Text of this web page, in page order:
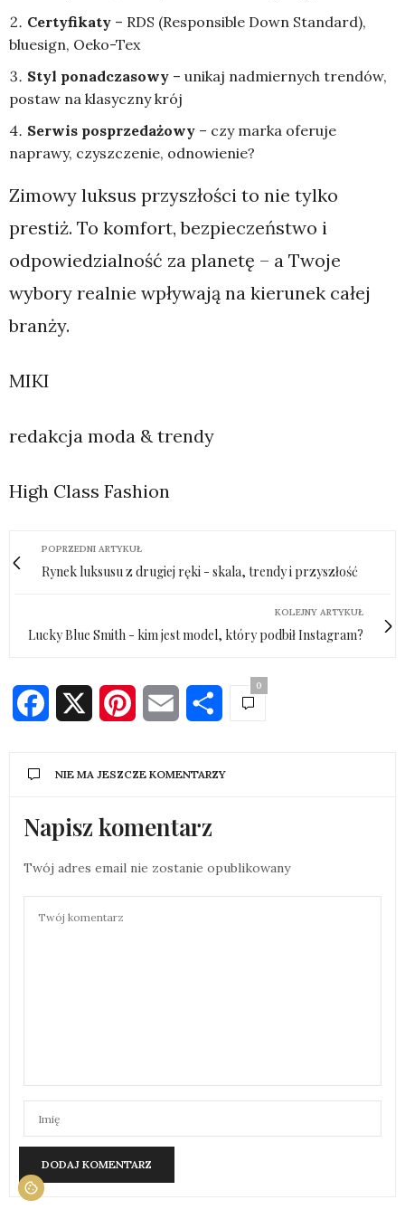
Certyfikaty – RDS (Responsible Down Standard),
bluesign, Oeko-Tex
Styl ponadczasowy – unikaj nadmiernych trendów,
postaw na klasyczny krój
Serwis posprzedażowy – czy marka oferuje
naprawy, czyszczenie, odnowienie?
Zimowy luksus przyszłości to nie tylko
prestiż. To komfort, bezpieczeństwo i
odpowiedzialność za planetę – a Twoje
wybory realnie wpływają na kierunek całej
branży.
MIKI
redakcja moda & trendy
High Class Fashion
POPRZEDNI ARTYKUŁ
Rynek luksusu z drugiej ręki - skala, trendy i przyszłość
KOLEJNY ARTYKUŁ
Lucky Blue Smith - kim jest model, który podbił Instagram?
Facebook PinterestEmail Share
0
NIE MA JESZCZE KOMENTARZY
Napisz komentarz
Twój adres email nie zostanie opublikowany